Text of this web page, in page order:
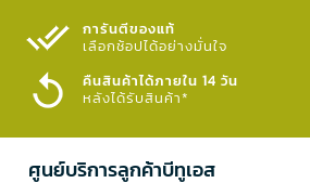
การันตีของแท้
เลือกช้อปได้อย่างมั่นใจ​
คืนสินค้าได้ภายใน 14 วัน
หลังได้รับสินค้า*
ศูนย์บริการลูกค้าบีทูเอส